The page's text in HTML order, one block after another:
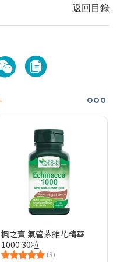
返回目錄
楓之寶 氣管紫錐花精華
1000 30粒
(3)